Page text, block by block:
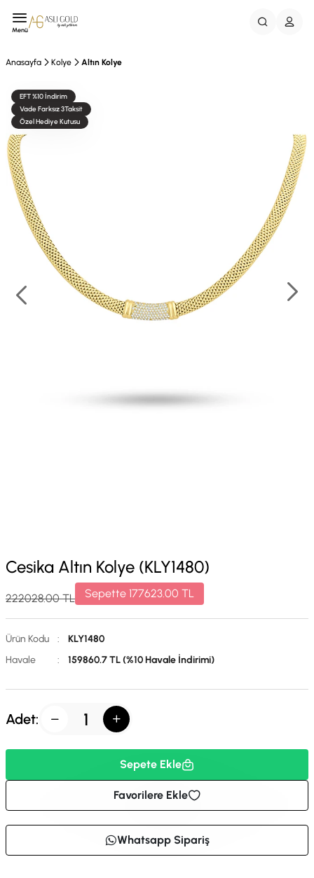
Menü
Anasayfa Kolye Altın Kolye
EFT %10 İndirim
Vade Farksız 3Taksit
Özel Hediye Kutusu
Cesika Altın Kolye (KLY1480)
222028.00TL Sepette 177623.00 TL
Ürün Kodu :
KLY1480
Havale
: 159860.7 TL (%10 Havale İndirimi)
Adet:
Sepete Ekle
Favorilere Ekle
Whatsapp Sipariş